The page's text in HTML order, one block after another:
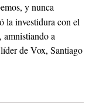
y nunca
la investidura con el
a
de Vox, Santiago